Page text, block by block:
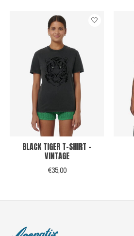
Items van productcarrousel
BLACK TIGER T-SHIRT -
VINTAGE
€35,00